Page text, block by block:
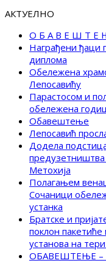
АКТУЕЛНО
О Б А В Е Ш Т Е
Награђени ђаци
диплома
Обележена
Лепосавићу
Парастосом и
обележена
Обавештење
Лепосавић
Додела
Метохија
Полагањем
Сочаници
устанка
Братске и
поклон
установа на
ОБАВЕШТЕЊЕ –